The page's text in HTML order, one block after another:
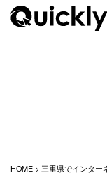
HOME > 三重県でインター